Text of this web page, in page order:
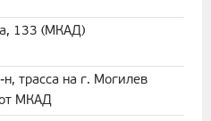
133 (МКАД)
трасса на г. Могилев
МКАД